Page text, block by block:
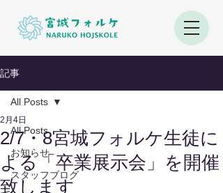
記事
All Posts
お知らせ
スタッフブログ
All Posts
2/7・8宮城フォルケ生徒に
よる「卒業展示会」を開催
致します
2月4日